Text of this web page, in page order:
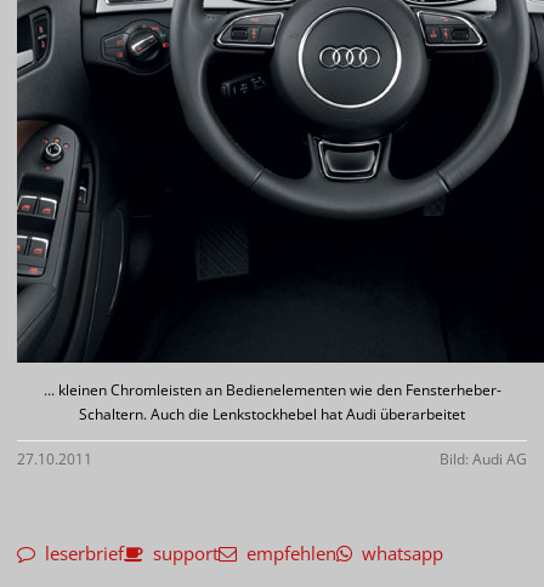
... kleinen Chromleisten an Bedienelementen wie den Fensterheber-
Schaltern. Auch die Lenkstockhebel hat Audi überarbeitet
27.10.2011 Bild: Audi AG
leserbrief support empfehlen whatsapp